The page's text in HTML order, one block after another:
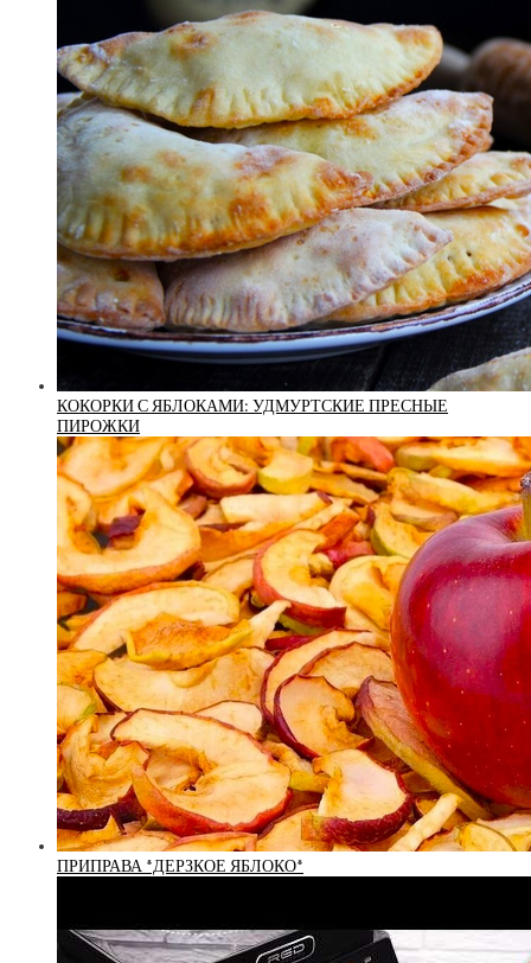
КОКОРКИ С ЯБЛОКАМИ: УДМУРТСКИЕ ПРЕСНЫЕ
ПИРОЖКИ
ПРИПРАВА *ДЕРЗКОЕ ЯБЛОКО*